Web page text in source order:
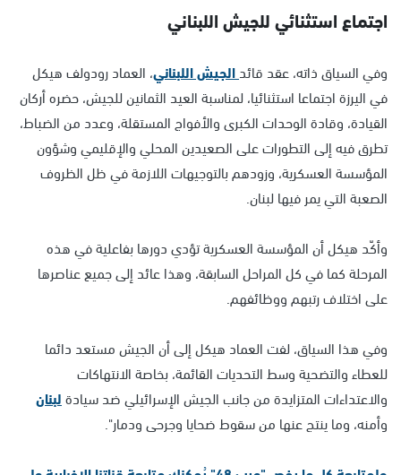
اجتماع استثنائي للجيش اللبناني
وفي السياق ذاته، عقد قائدالجيش اللبناني، العماد رودولف هيكل
في اليرزة اجتماعا استثنائيا، لمناسبة العيد الثمانين للجيش، حضره أركان
القيادة، وقادة الوحدات الكبرى والأفواج المستقلة، وعدد من الضباط،
تطرق فيه إلى التطورات على الصعيدين المحلي والإقليمي وشؤون
المؤسسة العسكرية، وزودهم بالتوجيهات اللازمة في ظل الظروف
الصعبة التي يمر فيها لبنان.
وأكّد هيكل أن المؤسسة العسكرية تؤدي دورها بفاعلية في هذه
المرحلة كما في كل المراحل السابقة، وهذا عائد إلى جميع عناصرها
على اختلاف رتبهم ووظائفهم.
وفي هذا السياق، لفت العماد هيكل إلى أن الجيش مستعد دائما
للعطاء والتضحية وسط التحديات القائمة، بخاصة الانتهاكات
والاعتداءات المتزايدة من جانب الجيش الإسرائيلي ضد سيادةلبنان
وأمنه، وما ينتج عنها من سقوط ضحايا وجرحى ودمار".